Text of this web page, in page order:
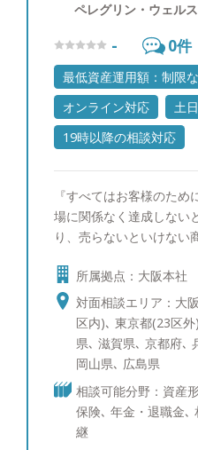
ペレグリン・ウェル
- 0件
最低資産運用額：制限
オンライン対応
土
19時以降の相談対応
『すべてはお客様のた
場に関係なく達成しない
り、売らないといけない
いと現実のギャップは埋
事を離れておりましたが
て活動する知人からその
れなら自分の理想とす
い、と一念発起し、現
ていただくお客様には運
すべてをお伝えしたいと
でき、常に自分の利益
んなアドバイザーであ
所属拠点：大阪本社
対面相談エリア：大
区内)､ 東京都(23区
県､ 滋賀県､ 京都府､
岡山県､ 広島県
相談可能分野：資産
保険､ 年金・退職金､
継